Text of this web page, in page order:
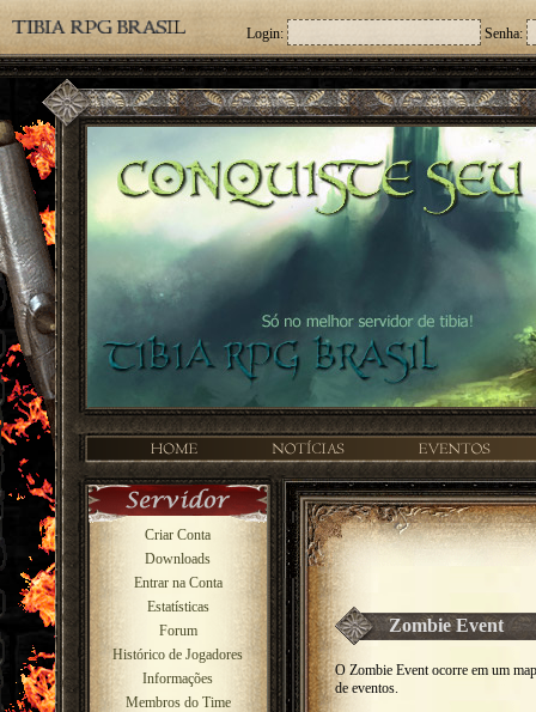
Login: Senha:
Criar Conta
Downloads
Entrar na Conta
Estatísticas
Forum
Histórico de Jogadores
Informações
Membros do Time
Zombie Event
O Zombie Event ocorre em um
de eventos.